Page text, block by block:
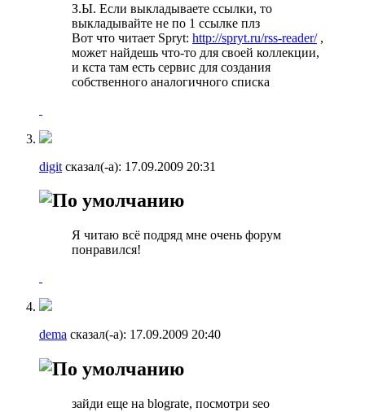
З.Ы. Если выкладываете ссылки, то
выкладывайте не по 1 ссылке плз
Вот что читает Spryt: http://spryt.ru/rss-reader/,
может найдешь что-то для своей коллекции,
и кста там есть сервис для создания
собственного аналогичного списка
digit сказал(-а): 17.09.2009 20:31
Я читаю всё подряд мне очень форум
понравился!
dema сказал(-а): 17.09.2009 20:40
зайди еще на blograte, посмотри seo